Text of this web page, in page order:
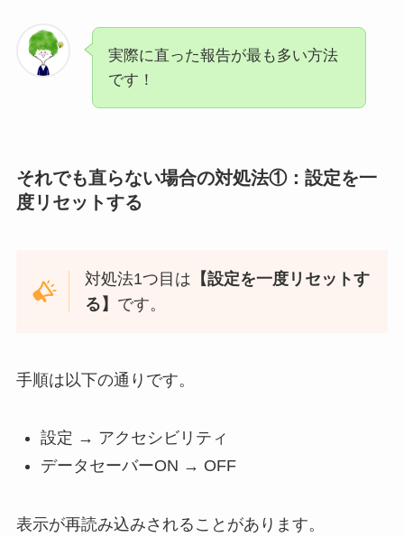
実際に直った報告が最も多い方法
です！
それでも直らない場合の対処法①： 設定を一
度リセットする
対処法1つ目は 【設定を一度リセットす
る 】 です。
手順は以下の通りです。
設定 → アクセシビリティ
データセーバーON → OFF
表示が再読み込みされることがあります。